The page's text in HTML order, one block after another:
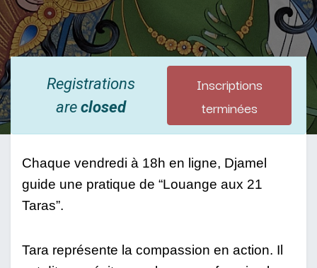
Registrations
areclosed
Inscriptions
terminées
Chaque vendredi à 18h en ligne, Djamel
guide une pratique de “Louange aux 21
Taras”.
Tara représente la compassion en action. Il